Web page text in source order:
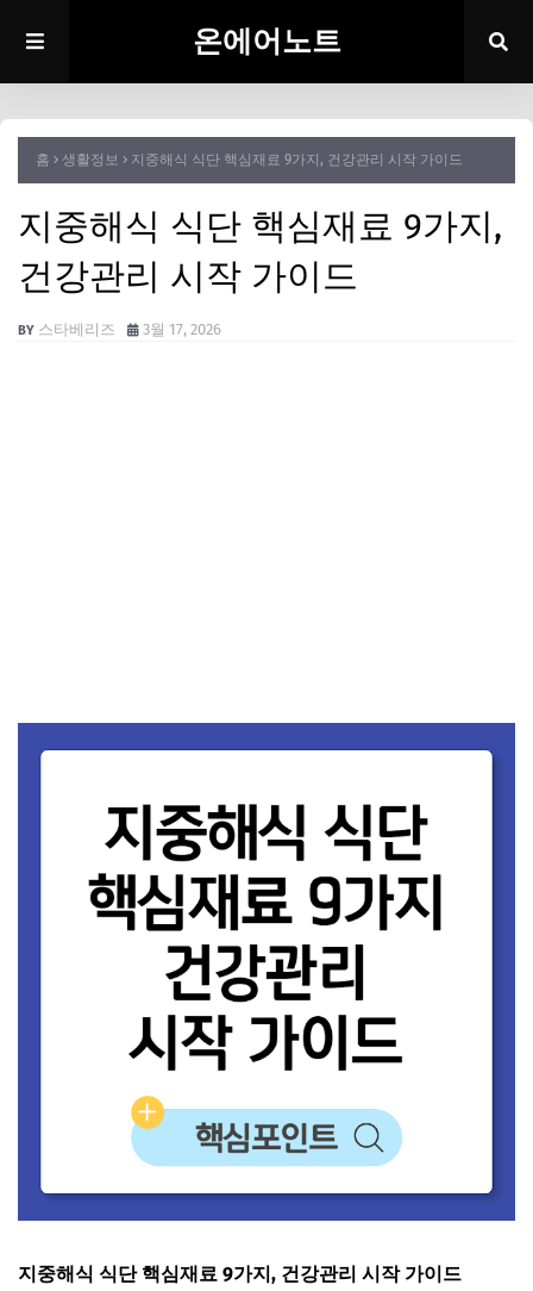
온에어노트
홈 생활정보 지중해식 식단 핵심재료 9가지, 건강관리 시작 가이드
지중해식 식단 핵심재료 9가지,
건강관리 시작 가이드
스타베리즈 3월 17, 2026
지중해식 식단 핵심재료 9가지, 건강관리 시작 가이드